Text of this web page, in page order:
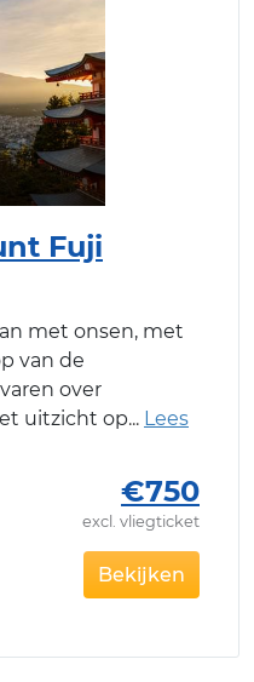
Fuji
met onsen, met
van de
over
uitzicht op
€750
excl. vliegticket
Bekijken